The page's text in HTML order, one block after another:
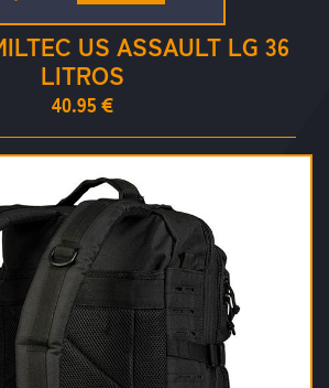
US ASSAULT LG 36
LITROS
40.95 €